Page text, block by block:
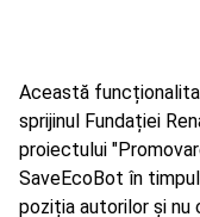
Această
sprijinul Fundației
proiectului
SaveEcoBot în
poziția autorilor și nu